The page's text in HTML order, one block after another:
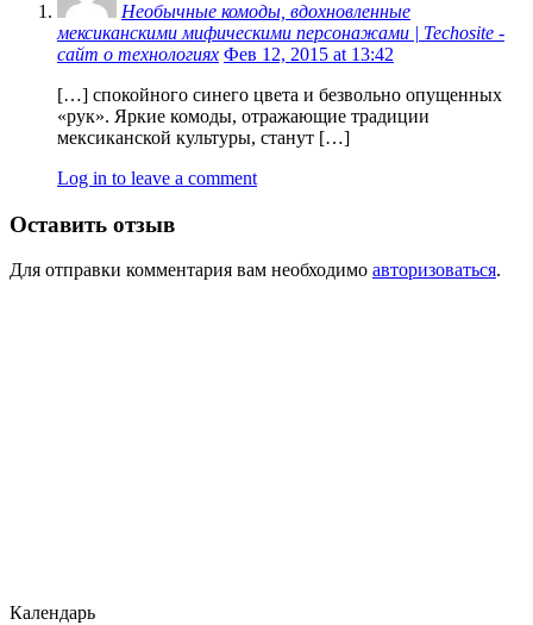
Необычные комоды, вдохновленные
мексиканскими мифическими персонажами | Techosite -
сайт о технологиях Фев 12, 2015 at 13:42
[…] спокойного синего цвета и безвольно опущенных
«рук». Яркие комоды, отражающие традиции
мексиканской культуры, станут […]
Log in to leave a comment
Оставить отзыв
Для отправки комментария вам необходимо авторизоваться.
Календарь